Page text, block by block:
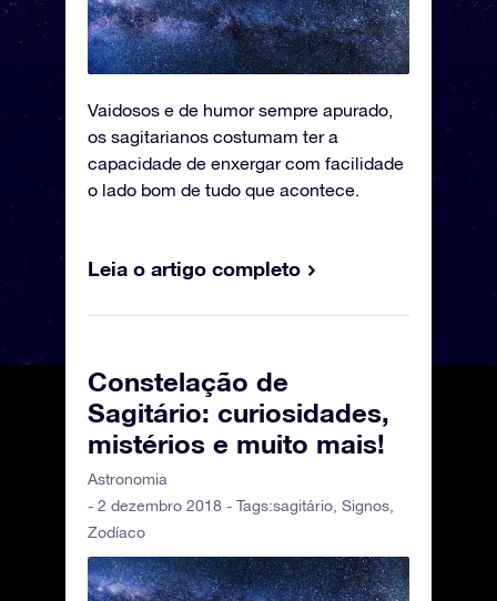
Vaidosos e de humor sempre apurado,
os sagitarianos costumam ter a
capacidade de enxergar com facilidade
o lado bom de tudo que acontece.
Leia o artigo completo
Constelação de
Sagitário: curiosidades,
mistérios e muito mais!
Astronomia
- 2 dezembro 2018 - Tags:sagitário, Signos,
Zodíaco